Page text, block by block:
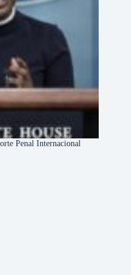
Penal Internacional